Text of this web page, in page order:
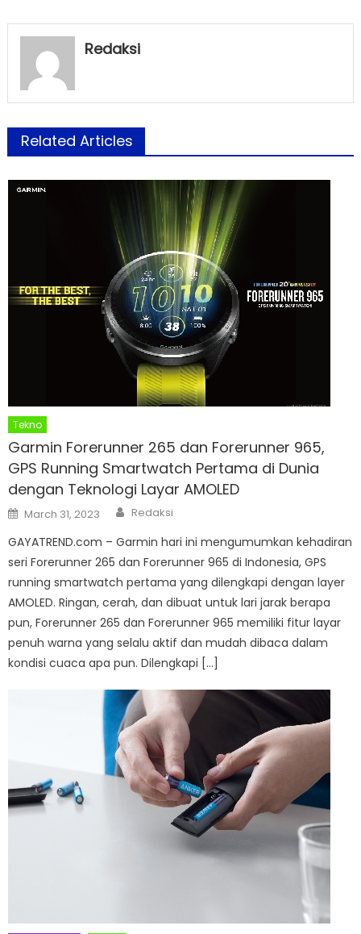
Redaksi
Related Articles
Tekno
Garmin Forerunner 265 dan Forerunner 965,
GPS Running Smartwatch Pertama di Dunia
dengan Teknologi Layar AMOLED
Posted
on
March 31, 2023 Author
Redaksi
GAYATREND.com – Garmin hari ini mengumumkan kehadiran
seri Forerunner 265 dan Forerunner 965 di Indonesia, GPS
running smartwatch pertama yang dilengkapi dengan layer
AMOLED. Ringan, cerah, dan dibuat untuk lari jarak berapa
pun, Forerunner 265 dan Forerunner 965 memiliki fitur layar
penuh warna yang selalu aktif dan mudah dibaca dalam
kondisi cuaca apa pun. Dilengkapi […]